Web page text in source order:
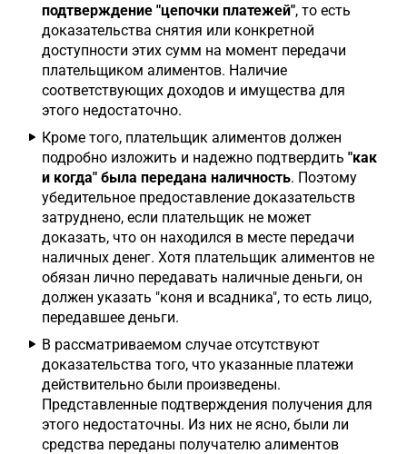
подтверждение "цепочки платежей", то есть
доказательства снятия или конкретной
доступности этих сумм на момент передачи
плательщиком алиментов. Наличие
соответствующих доходов и имущества для
этого недостаточно.
Кроме того, плательщик алиментов должен
подробно изложить и надежно подтвердить "как
и когда" была передана наличность. Поэтому
убедительное предоставление доказательств
затруднено, если плательщик не может
доказать, что он находился в месте передачи
наличных денег. Хотя плательщик алиментов не
обязан лично передавать наличные деньги, он
должен указать "коня и всадника", то есть лицо,
передавшее деньги.
В рассматриваемом случае отсутствуют
доказательства того, что указанные платежи
действительно были произведены.
Представленные подтверждения получения для
этого недостаточны. Из них не ясно, были ли
средства переданы получателю алиментов